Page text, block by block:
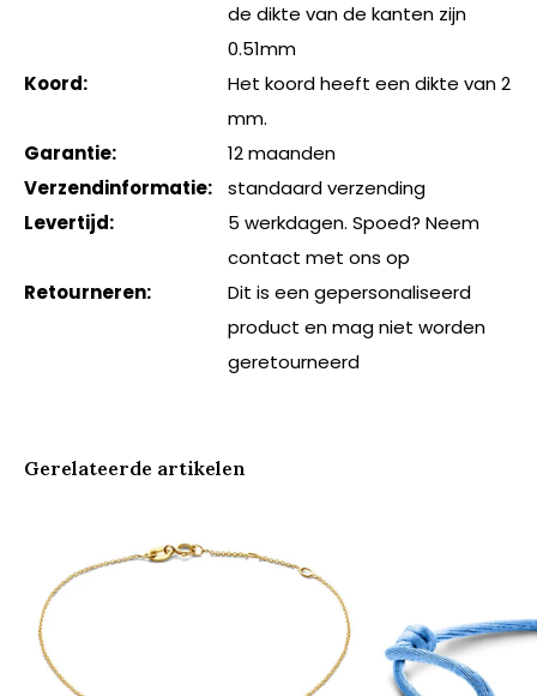
de dikte van de kanten zijn
0.51mm
Koord:
Het koord heeft een dikte van 2
mm.
Garantie:
12 maanden
Verzendinformatie:
standaard verzending
Levertijd:
5 werkdagen. Spoed? Neem
contact met ons op
Retourneren:
Dit is een gepersonaliseerd
product en mag niet worden
geretourneerd
Gerelateerde artikelen